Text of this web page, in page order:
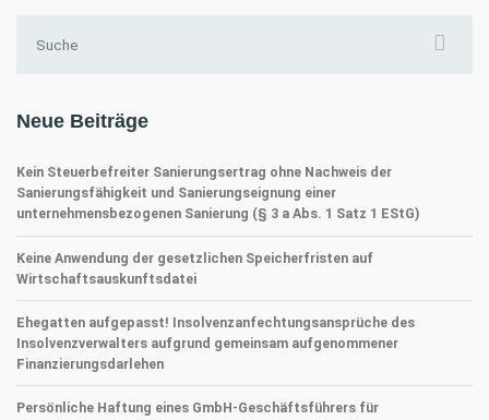
Neue Beiträge
Kein Steuerbefreiter Sanierungsertrag ohne Nachweis der
Sanierungsfähigkeit und Sanierungseignung einer
unternehmensbezogenen Sanierung (§ 3 a Abs. 1 Satz 1 EStG)
Keine Anwendung der gesetzlichen Speicherfristen auf
Wirtschaftsauskunftsdatei
Ehegatten aufgepasst! Insolvenzanfechtungsansprüche des
Insolvenzverwalters aufgrund gemeinsam aufgenommener
Finanzierungsdarlehen
Persönliche Haftung eines GmbH-Geschäftsführers für